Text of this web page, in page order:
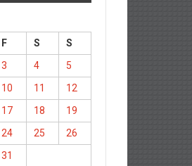
F S
S
3 4
5
10 11
12
17 18
19
24 25
26
31